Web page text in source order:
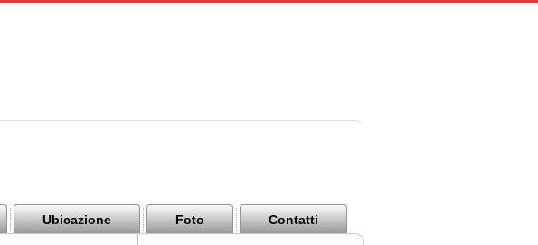
Ubicazione Foto Contatti